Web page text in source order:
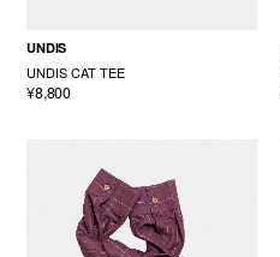
UNDIS
UNDIS CAT TEE
¥8,800